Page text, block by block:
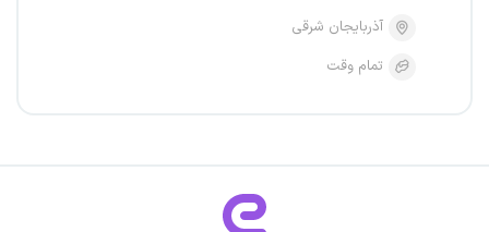
آذربایجان شرقی
تمام وقت